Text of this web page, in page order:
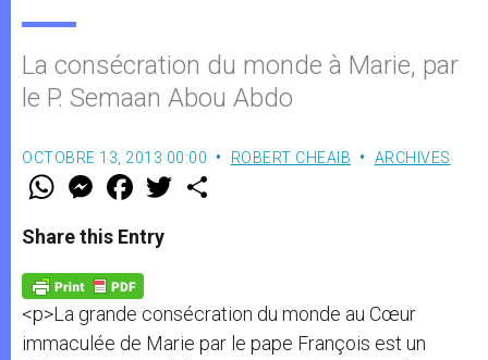
La consécration du monde à Marie, par
le P. Semaan Abou Abdo
OCTOBRE 13, 2013 00:00 ROBERT CHEAIB ARCHIVES
W
t
s
p
p
M
e
s
e
g
e
r
F
a
e
b
o
k
w
Share this Entry
<p>La grande consécration du monde au Cœur
immaculée de Marie par le pape François est un